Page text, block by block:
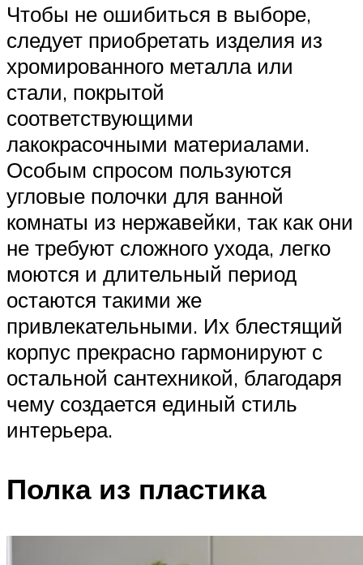
Чтобы не ошибиться в выборе,
следует приобретать изделия из
хромированного металла или
стали, покрытой
соответствующими
лакокрасочными материалами.
Особым спросом пользуются
угловые полочки для ванной
комнаты из нержавейки, так как они
не требуют сложного ухода, легко
моются и длительный период
остаются такими же
привлекательными. Их блестящий
корпус прекрасно гармонируют с
остальной сантехникой, благодаря
чему создается единый стиль
интерьера.
Полка из пластика